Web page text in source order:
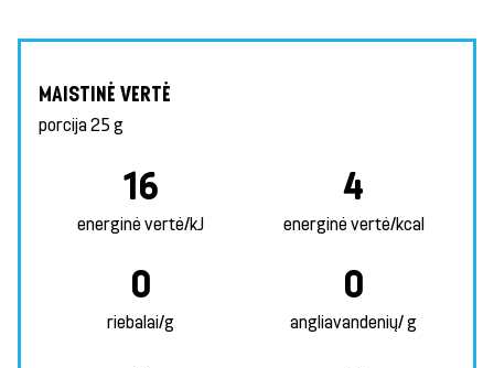
MAISTINĖ VERTĖ
porcija25 g
16
energinė vertė/kJ
4
energinė vertė/kcal
0
riebalai/g
0
angliavandenių/ g